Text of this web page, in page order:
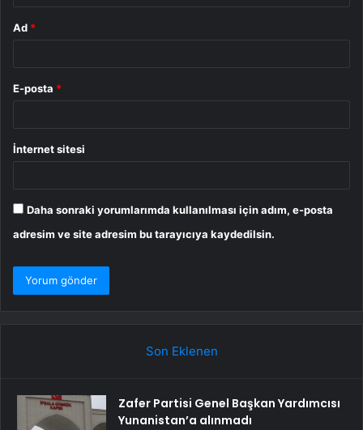
Ad *
E-posta *
İnternet sitesi
Daha sonraki yorumlarımda kullanılması için adım, e-posta
adresim ve site adresim bu tarayıcıya kaydedilsin.
Son Eklenen
Zafer Partisi Genel Başkan Yardımcısı
Yunanistan’a alınmadı